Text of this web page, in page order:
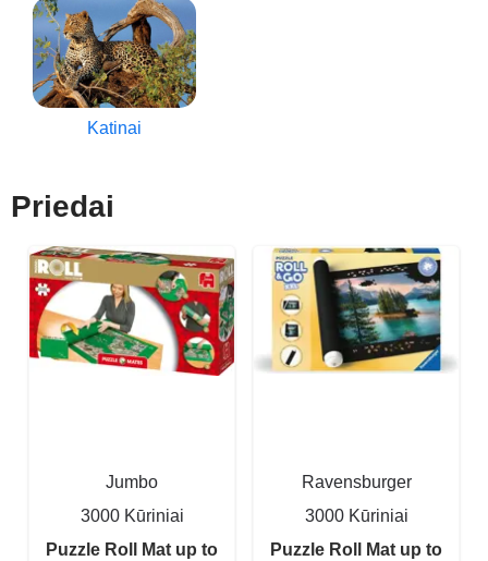
Katinai
Priedai
Jumbo
3000 Kūriniai
Puzzle Roll Mat up to
Ravensburger
3000 Kūriniai
Puzzle Roll Mat up to